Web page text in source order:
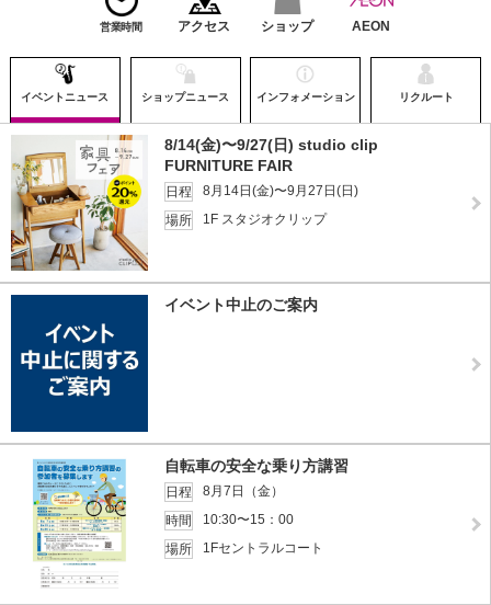
営業時間 アクセス ショップ AEON
イベントニュース ショップニュース インフォメーション リクルート
8/14(金)〜9/27(日) studio clip
FURNITURE FAIR
日程
8月14日(金)〜9月27日(日)
場所
1F スタジオクリップ
イベント中止のご案内
自転車の安全な乗り方講習
日程
8月7日（金）
時間
10:30〜15：00
場所
1Fセントラルコート